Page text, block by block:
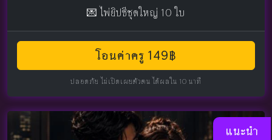
💌 ไพ่ยิปซีชุดใหญ่ 10 ใบ
โอนค่าครู 149฿
ปลอดภัย ไม่เปิดเผยตัวตน ได้ผลใน 10 นาที
แนะนำ